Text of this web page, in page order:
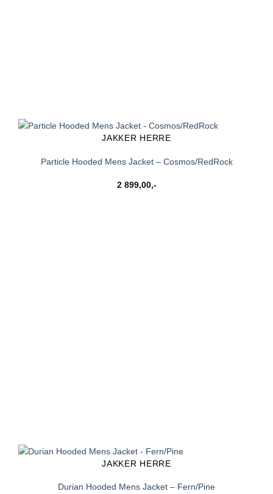
JAKKER HERRE
Particle Hooded Mens Jacket – Cosmos/RedRock
2 899,00,-
JAKKER HERRE
Durian Hooded Mens Jacket – Fern/Pine